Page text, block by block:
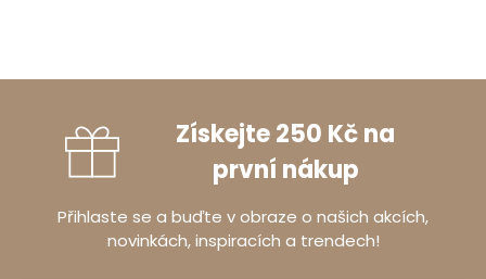
Získejte 250 Kč na
první nákup
Přihlaste se a buďte v obraze o našich akcích,
novinkách, inspiracích a trendech!